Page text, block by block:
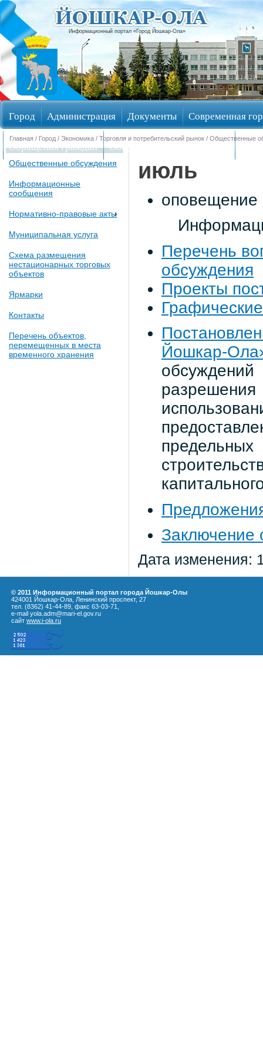
Информационный портал «Город Йошкар-Ола»
Город Администрация Документы Современная
Обращения граждан Общественные обсуждения
Главная / Город / Экономика / Торговля и потребительский рынок / Общественные
Общественные обсуждения
Информационные
сообщения
Нормативно-правовые акты
Муниципальная услуга
Схема размещения
нестационарных торговых
объектов
Ярмарки
Контакты
Перечень объектов,
перемещенных в места
временного хранения
июль
оповещение
Перечень
обсуждения
Проекты
Йошкар-
Заключение
Дата изменения:
© 2011 Информационный портал города Йошкар-Олы
424001 Йошкар-Ола, Ленинский проспект, 27
тел. (8362) 41-44-89, факс 63-03-71,
e-mail yola.adm@mari-el.gov.ru
сайт www.i-ola.ru